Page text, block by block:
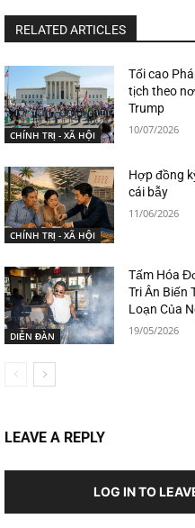
RELATED ARTICLES
CHÍNH TRỊ - XÃ HỘI
Tối cao
tịch theo
Trump
10/07/2026
CHÍNH TRỊ - XÃ HỘI
Hợp đồng
cái bẫy
11/06/2026
DIỄN ĐÀN
Tấm Hóa
Tri Ân Biến
Loạn Của
19/05/2026
LEAVE A REPLY
LOG IN TO